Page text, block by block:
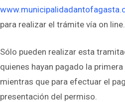
para realizar el trámite vía on line.
Sólo pueden realizar esta
quienes hayan pagado la
mientras que para efectuar el
presentación del permiso.